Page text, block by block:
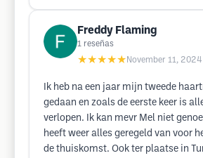
Freddy Flaming
1 reseñas
★★★★★ November 11, 2024
Ik heb na een jaar mijn tweede
gedaan en zoals de eerste keer is
verlopen. Ik kan mevr Mel niet
heeft weer alles geregeld van voor
de thuiskomst. Ook ter plaatse in